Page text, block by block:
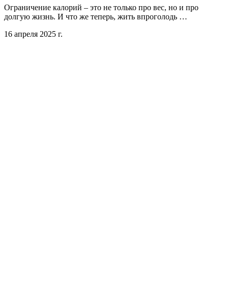
Ограничение калорий – это не только про вес, но и про
долгую жизнь. И что же теперь, жить впроголодь …
16 апреля 2025 г.